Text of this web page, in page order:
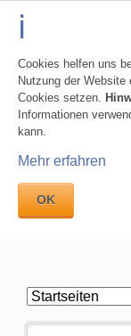
Cookies helfen uns
Nutzung der
Cookies setzen.
Informationen
kann.
Mehr erfahren
OK